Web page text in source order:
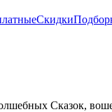
Скидки
Сказок,